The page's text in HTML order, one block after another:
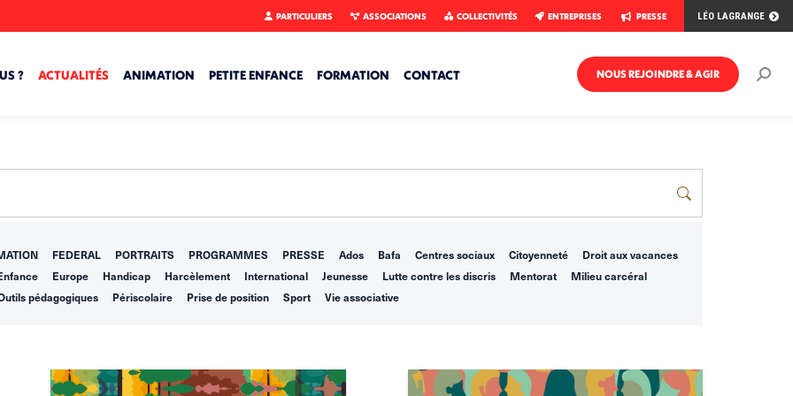
PARTICULIERS ASSOCIATIONS COLLECTIVITÉS ENTREPRISES PRESSE LÉO LAGRANGE
? ACTUALITÉS ANIMATION PETITE ENFANCE FORMATION CONTACT NOUS REJOINDRE & AGIR
FEDERAL PORTRAITS PROGRAMMES PRESSE Ados Bafa Centres sociaux Citoyenneté
Droit aux vacances
Europe Handicap Harcèlement International Jeunesse Lutte contre les discris Mentorat
Milieu carcéral
pédagogiques
Périscolaire Prise de position Sport Vie associative